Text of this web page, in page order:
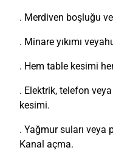
. Merdiven boşluğu
. Minare yıkımı
. Hem table kesimi
. Elektrik, telefon
kesimi.
. Yağmur suları veya
Kanal açma.